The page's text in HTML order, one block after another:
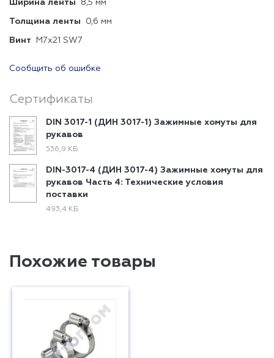
Ширина ленты 8,5 мм
Толщина ленты 0,6 мм
Винт М7х21 SW7
Сообщить об ошибке
Сертификаты
DIN 3017-1 (ДИН 3017-1) Зажимные хомуты для
рукавов
536,9 КБ
DIN-3017-4 (ДИН 3017-4) Зажимные хомуты для
рукавов Часть 4: Технические условия
поставки
493,4 КБ
Похожие товары